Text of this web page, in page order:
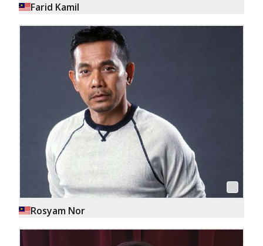
Farid Kamil
Rosyam Nor